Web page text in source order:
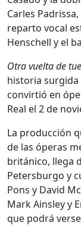
Carles
reparto vocal
Henschell y el
Otra vuelta de
historia surgida
convirtió en
Real el 2 de
La producción
de las óperas
británico, llega
Petersburgo y
Pons y David
Mark Ainsley y
que podrá